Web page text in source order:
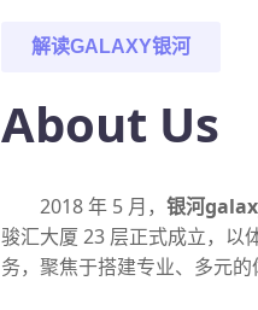
解读GALAXY银河
About Us
2018 年 5 月， 银河
骏汇大厦 23 层正式成立，以
务，聚焦于搭建专业、多元的